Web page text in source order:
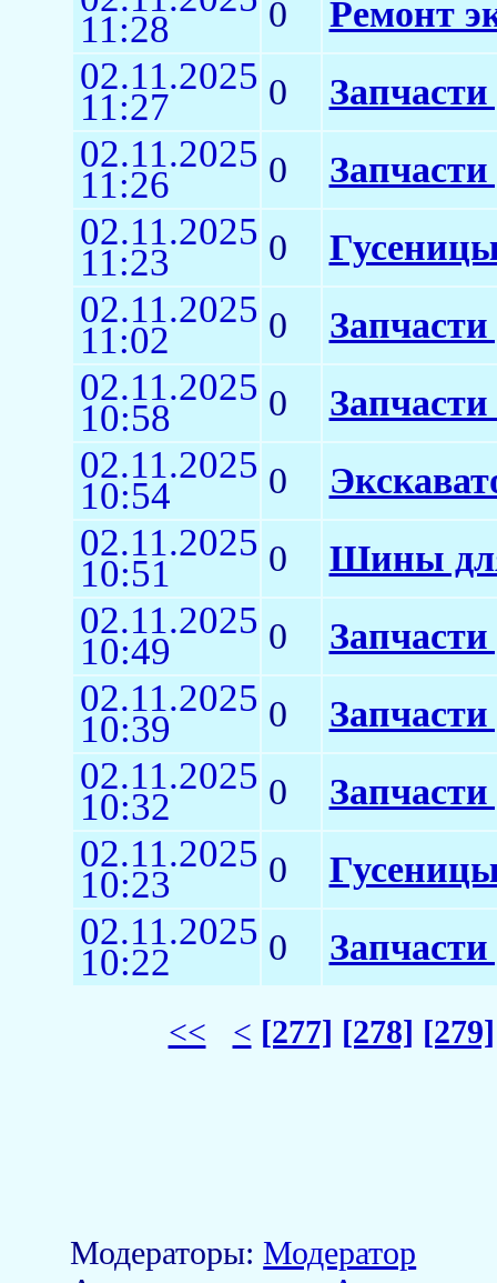
11:28 0 Ремонт
02.11.2025
11:27 0
02.11.2025
11:26 0 Запчасти
02.11.2025
11:23 0
02.11.2025
11:02 0 Запчасти
02.11.2025
10:58 0
02.11.2025
10:54 0
02.11.2025
10:51 0 Шины
02.11.2025
10:49 0
02.11.2025
10:39 0 Запчасти
02.11.2025
10:32 0 Запчасти
02.11.2025
10:23 0
02.11.2025
10:22 0
<< < [277] [278] [279]
Модераторы:Модератор